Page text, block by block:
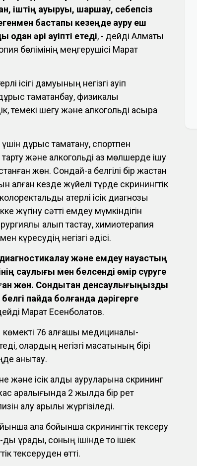
қан, іштің ауыруы, шаршау, себепсіз
бастапқы кезеңде ауру еш
одан әрі қауіпті етеді, - дейді Алматы
бөлімінің меңгерушісі Марат
ісігі дамуының негізгі қауіп
тамақтанбау, физикалық
темекі шегу және алкогольді асыра
үшін дұрыс тамақтану, спортпен
және алкогольді аз мөлшерде ішу
жөн. Сондай-ақ белгілі бір жастан
алған кезде жүйелі түрде скринингтік
қатерлі ісік диагнозы
жүгіну сәтті емдеу мүмкіндігін
алып тастау, химиотерапия
күресудің негізгі әдісі.
және емдеу науқастың
саулығы мен белсенді өмір сүруге
жөн. Сондықтан денсаулығыңызды
белгі пайда болғанда дәрігерге
Марат Есенболатов.
76 алғашқы медициналық-
олардың негізгі мақсатының бірі
анықтау.
және ісік алды ауруларына скрининг
аралығында 2 жылда бір рет
алу арқылы жүргізіледі.
қала бойынша скринингтік тексеру
құрады, соның ішінде тоқ ішек
тексеруден өтті.